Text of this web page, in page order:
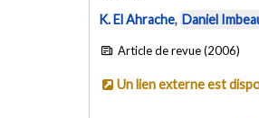
K. El Ahrache, Daniel
Article de revue (2006)
Un lien externe est